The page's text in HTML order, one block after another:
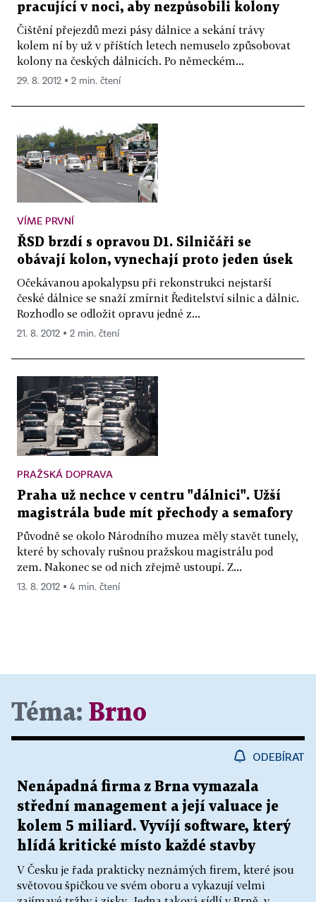
pracující v noci, aby nezpůsobili kolony
Čištění přejezdů mezi pásy dálnice a sekání trávy
kolem ní by už v příštích letech nemuselo způsobovat
kolony na českých dálnicích. Po německém...
29. 8. 2012 ▪ 2 min. čtení
VÍME PRVNÍ
ŘSD brzdí s opravou D1. Silničáři se
obávají kolon, vynechají proto jeden úsek
Očekávanou apokalypsu při rekonstrukci nejstarší
české dálnice se snaží zmírnit Ředitelství silnic a dálnic.
Rozhodlo se odložit opravu jedné z...
21. 8. 2012 ▪ 2 min. čtení
PRAŽSKÁ DOPRAVA
Praha už nechce v centru "dálnici". Užší
magistrála bude mít přechody a semafory
Původně se okolo Národního muzea měly stavět tunely,
které by schovaly rušnou pražskou magistrálu pod
zem. Nakonec se od nich zřejmě ustoupí. Z...
13. 8. 2012 ▪ 4 min. čtení
Téma: Brno
ODEBÍRAT
Nenápadná firma z Brna vymazala
střední management a její valuace je
kolem 5 miliard. Vyvíjí software, který
hlídá kritické místo každé stavby
V Česku je řada prakticky neznámých firem, které jsou
světovou špičkou ve svém oboru a vykazují velmi